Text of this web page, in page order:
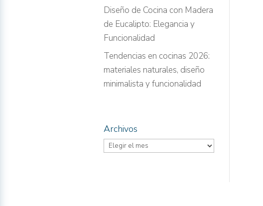
Diseño de Cocina con Madera
de Eucalipto: Elegancia y
Funcionalidad
Tendencias en cocinas 2026:
materiales naturales, diseño
minimalista y funcionalidad
Archivos
Archivos